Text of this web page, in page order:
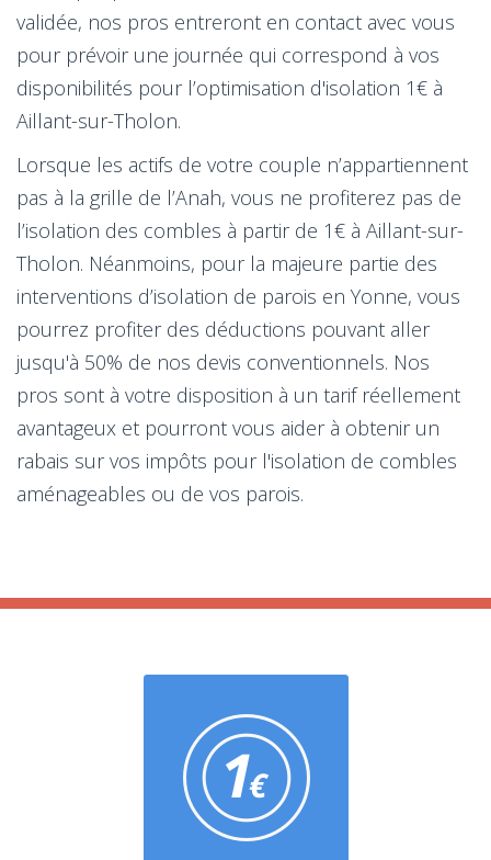
validée, nos pros entreront en contact avec vous
pour prévoir une journée qui correspond à vos
disponibilités pour l’optimisation d'isolation 1€ à
Aillant-sur-Tholon.
Lorsque les actifs de votre couple n’appartiennent
pas à la grille de l’Anah, vous ne profiterez pas de
l’isolation des combles à partir de 1€ à Aillant-sur-
Tholon. Néanmoins, pour la majeure partie des
interventions d’isolation de parois en Yonne, vous
pourrez profiter des déductions pouvant aller
jusqu'à 50% de nos devis conventionnels. Nos
pros sont à votre disposition à un tarif réellement
avantageux et pourront vous aider à obtenir un
rabais sur vos impôts pour l'isolation de combles
aménageables ou de vos parois.